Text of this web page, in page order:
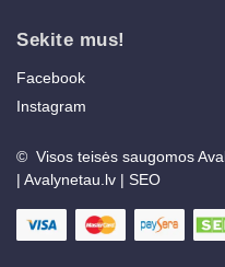
Sekite mus!
Facebook
Instagram
© Visos teisės saugomos
| Avalynetau.lv | SEO